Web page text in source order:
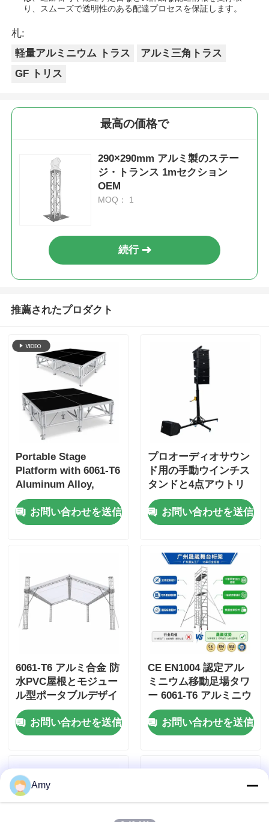
り、スムーズで透明性のある配達プロセスを保証します。
札:
軽量アルミニウム トラス
アルミ三角トラス
GF トリス
最高の価格で
290×290mm アルミ製のステー
ジ・トランス 1mセクション
OEM
MOQ： 1
続行
推薦されたプロダクト
Portable Stage
Platform with 6061-T6
Aluminum Alloy,
500kg/m² Load
Capacity, and Tool-
Free Quick Assembly
お問い合わせを送信
プロオーディオサウン
ド用の手動ウインチス
タンドと4点アウトリ
ガーベースを備えたデ
ュアル10インチネオジ
ムラインアレイスピー
お問い合わせを送信
6061-T6 アルミ合金 防
水PVC屋根とモジュー
ル型ポータブルデザイ
ン
お問い合わせを送信
CE EN1004 認定アル
ミニウム移動足場タワ
ー 6061-T6 アルミニウ
ム合金と調節可能な高
さ 6-12 メートル
お問い合わせを送信
Amy